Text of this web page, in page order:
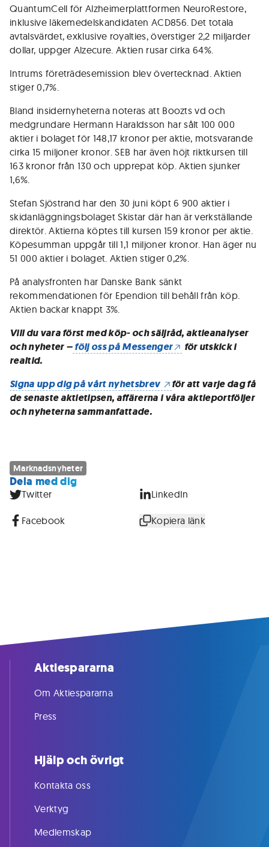
QuantumCell för Alzheimerplattformen NeuroRestore,
inklusive läkemedelskandidaten ACD856. Det totala
avtalsvärdet, exklusive royalties, överstiger 2,2 miljarder
dollar, uppger Alzecure. Aktien rusar cirka 64%.
Intrums företrädesemission blev övertecknad. Aktien
stiger 0,7%.
Bland insidernyheterna noteras att Boozts vd och
medgrundare Hermann Haraldsson har sålt 100 000
aktier i bolaget för 148,17 kronor per aktie, motsvarande
cirka 15 miljoner kronor. SEB har även höjt riktkursen till
163 kronor från 130 och upprepat köp. Aktien sjunker
1,6%.
Stefan Sjöstrand har den 30 juni köpt 6 900 aktier i
skidanläggningsbolaget Skistar där han är verkställande
direktör. Aktierna köptes till kursen 159 kronor per aktie.
Köpesumman uppgår till 1,1 miljoner kronor. Han äger nu
51 000 aktier i bolaget. Aktien stiger 0,2%.
På analysfronten har Danske Bank sänkt
rekommendationen för Ependion till behåll från köp.
Aktien backar knappt 3%.
Vill du vara först med köp- och säljråd, aktieanalyser
och nyheter –följ oss på Messenger
för utskick i
realtid.
Signa upp dig på vårt nyhetsbrev
för att varje dag få
de senaste aktietipsen, affärerna i våra aktieportföljer
och nyheterna sammanfattade.
Marknadsnyheter
Dela med dig
Twitter LinkedIn
Facebook Kopiera länk
Aktiespararna
Om Aktiespararna
Press
Hjälp och övrigt
Kontakta oss
Verktyg
Medlemskap